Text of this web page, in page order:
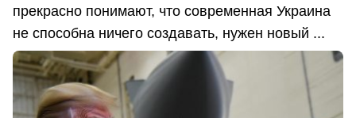
прекрасно понимают, что современная Украина
не способна ничего создавать, нужен новый ...